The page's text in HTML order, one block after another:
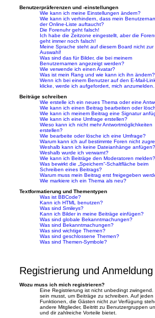
Benutzerpräferenzen und -einstellungen
Wie kann ich meine Einstellungen ändern?
Wie kann ich verhindern, dass mein
der Online-Liste auftaucht?
Die Forenuhr geht falsch!
Ich habe die Zeitzone eingestellt, aber die
geht immer noch falsch!
Meine Sprache steht auf diesem Board nicht zur
Auswahl!
Was sind das für Bilder, die bei meinem
Benutzernamen angezeigt werden?
Wie verwende ich einen Avatar?
Was ist mein Rang und wie kann ich ihn ändern?
Wenn ich bei einem Benutzer auf den E-Mail-
klicke, werde ich aufgefordert, mich anzumelden.
Beiträge schreiben
Wie erstelle ich ein neues Thema oder eine
Wie kann ich einen Beitrag bearbeiten oder
Wie kann ich meinem Beitrag eine Signatur
Wie kann ich eine Umfrage erstellen?
Wieso kann ich nicht mehr Antwortmöglichkeiten
erstellen?
Wie bearbeite oder lösche ich eine Umfrage?
Warum kann ich auf bestimmte Foren nicht
Weshalb kann ich keine Dateianhänge anfügen?
Weshalb wurde ich verwarnt?
Wie kann ich Beiträge den Moderatoren melden?
Was bewirkt die „Speichern“-Schaltfläche beim
Schreiben eines Beitrags?
Warum muss mein Beitrag erst freigegeben
Wie markiere ich ein Thema als neu?
Textformatierung und Thementypen
Was ist BBCode?
Kann ich HTML benutzen?
Was sind Smileys?
Kann ich Bilder in meine Beiträge einfügen?
Was sind globale Bekanntmachungen?
Was sind Bekanntmachungen?
Was sind wichtige Themen?
Was sind geschlossene Themen?
Was sind Themen-Symbole?
Registrierung und Anmeldung
Wozu muss ich mich registrieren?
Eine Registrierung ist nicht unbedingt
sein musst, um Beiträge zu schreiben. Auf
Funktionen, die Gästen nicht zur Verfügung
andere Mitglieder, Beitritt zu Benutzergruppen
und dir zahlreiche Vorteile bietet.